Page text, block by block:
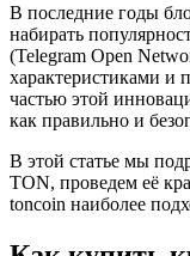
В последние годы
набирать
(Telegram Open
характеристиками и
частью этой
как правильно и
В этой статье мы
TON, проведем её
toncoin наиболее